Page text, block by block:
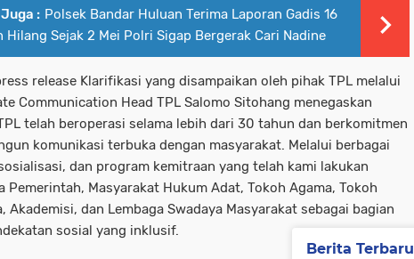
: Polsek Bandar Huluan Terima Laporan Gadis 16
Hilang Sejak 2 Mei Polri Sigap Bergerak Cari Nadine
release Klarifikasi yang disampaikan oleh pihak TPL melalui
Communication Head TPL Salomo Sitohang menegaskan
telah beroperasi selama lebih dari 30 tahun dan berkomitmen
komunikasi terbuka dengan masyarakat. Melalui berbagai
dan program kemitraan yang telah kami lakukan
Pemerintah, Masyarakat Hukum Adat, Tokoh Agama, Tokoh
Akademisi, dan Lembaga Swadaya Masyarakat sebagai bagian
sosial yang inklusif.
Berita Terbaru